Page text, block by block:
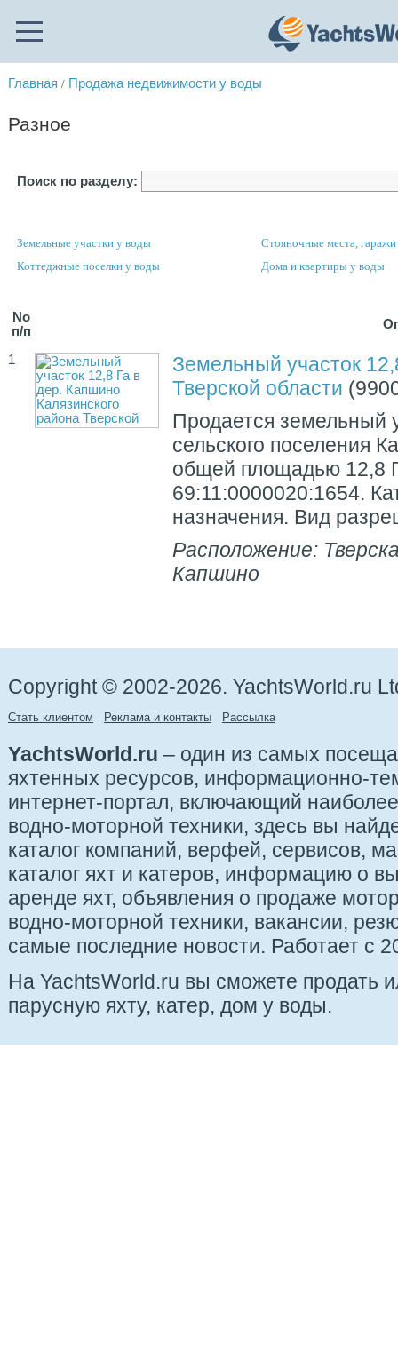
Главная / Продажа недвижимости у воды
Разное
Поиск по разделу:
Земельные участки у воды
Стояночные места, гаражи
Коттеджные поселки у воды
Дома и квартиры у воды
No
п/п
1
Земельный участок
Тверской области
Продается земельный
сельского поселения
общей площадью 12,8
69:11:0000020:1654.
назначения. Вид
Расположение:
Капшино
Copyright © 2002-2026. YachtsWorld.ru
Стать клиентом Реклама и контакты Рассылка
YachtsWorld.ru – один из самых
яхтенных ресурсов, информационно-
интернет-портал, включающий
водно-моторной техники, здесь вы
каталог компаний, верфей, сервисов,
каталог яхт и катеров, информацию о
аренде яхт, объявления о продаже
водно-моторной техники, вакансии,
самые последние новости. Работает с
На YachtsWorld.ru вы сможете продать
парусную яхту, катер, дом у воды.